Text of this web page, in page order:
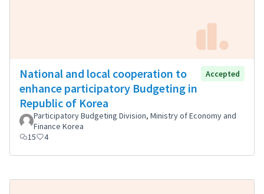
National and local cooperation to
enhance participatory Budgeting in
Republic of Korea
Accepted
Participatory Budgeting Division, Ministry of Economy and
Finance Korea
15
4